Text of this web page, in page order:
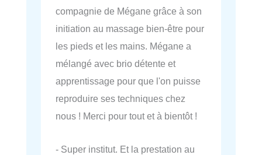
compagnie de Mégane grâce à son
initiation au massage bien-être pour
les pieds et les mains. Mégane a
mélangé avec brio détente et
apprentissage pour que l'on puisse
reproduire ses techniques chez
nous ! Merci pour tout et à bientôt !
- Super institut. Et la prestation au